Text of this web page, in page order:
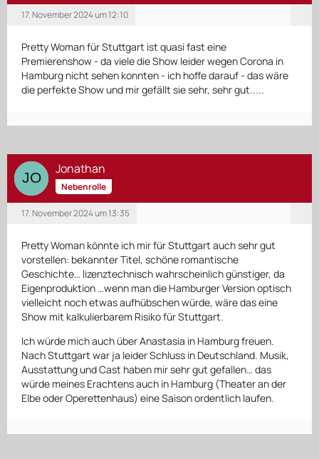
17. November 2024 um 12:10
Pretty Woman für Stuttgart ist quasi fast eine
Premierenshow - da viele die Show leider wegen Corona in
Hamburg nicht sehen konnten - ich hoffe darauf - das wäre
die perfekte Show und mir gefällt sie sehr, sehr gut.....
Jonathan
Nebenrolle
17. November 2024 um 13:35
Pretty Woman könnte ich mir für Stuttgart auch sehr gut
vorstellen: bekannter Titel, schöne romantische
Geschichte… lizenztechnisch wahrscheinlich günstiger, da
Eigenproduktion …wenn man die Hamburger Version optisch
vielleicht noch etwas aufhübschen würde, wäre das eine
Show mit kalkulierbarem Risiko für Stuttgart.
Ich würde mich auch über Anastasia in Hamburg freuen.
Nach Stuttgart war ja leider Schluss in Deutschland. Musik,
Ausstattung und Cast haben mir sehr gut gefallen… das
würde meines Erachtens auch in Hamburg (Theater an der
Elbe oder Operettenhaus) eine Saison ordentlich laufen.